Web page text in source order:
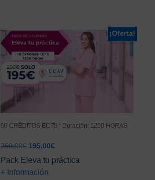
¡Oferta!
50 CRÉDITOS ECTS | Duración: 1250 HORAS
250,00€ El
original
era:
195,00€El
precio
actual
Pack Eleva tu práctica
+ Información